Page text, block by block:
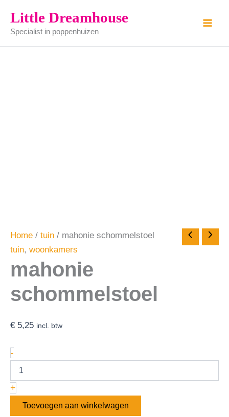
naar
inhoud
Little Dreamhouse
Specialist in poppenhuizen
Home / tuin / mahonie schommelstoel
tuin, woonkamers
mahonie
schommelstoel
€ 5,25 incl. btw
-
schommelstoel
aantal
+
Toevoegen aan winkelwagen